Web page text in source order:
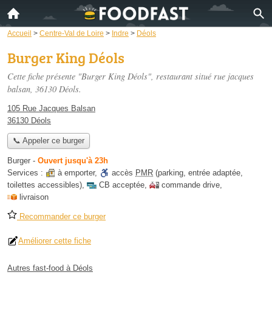
Accueil > Centre-Val de Loire > Indre > Déols
Burger King Déols
Cette fiche présente "Burger King Déols", restaurant situé rue jacques
balsan, 36130 Déols.
105 Rue Jacques Balsan
36130 Déols
📞 Appeler ce burger
Burger - Ouvert jusqu'à 23h
Services :
à emporter, accès PMR (parking, entrée adaptée,
toilettes accessibles), CB acceptée, commande drive,
livraison
Recommander ce burger
Améliorer cette fiche
Autres fast-food à Déols